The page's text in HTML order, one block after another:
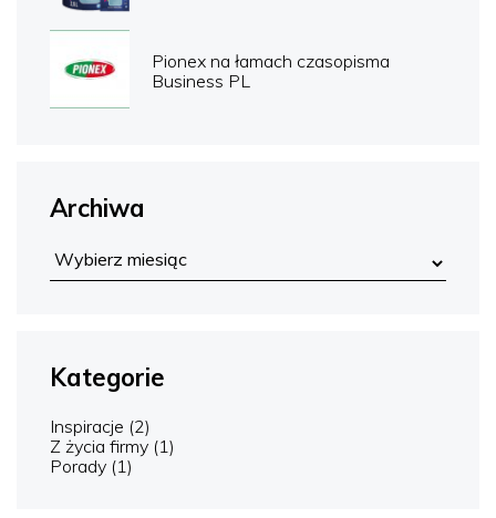
Pionex na łamach czasopisma
Business PL
Archiwa
Kategorie
Inspiracje (2)
Z życia firmy (1)
Porady (1)